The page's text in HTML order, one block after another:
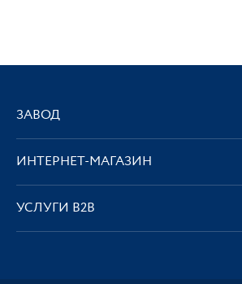
ЗАВОД
ИНТЕРНЕТ-МАГАЗИН
УСЛУГИ В2В